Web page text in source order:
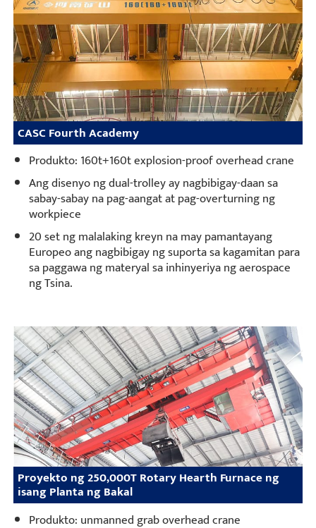
CASC Fourth Academy
Produkto: 160t+160t explosion-proof overhead crane
Ang disenyo ng dual-trolley ay nagbibigay-daan sa
sabay-sabay na pag-aangat at pag-overturning ng
workpiece
20 set ng malalaking kreyn na may pamantayang
Europeo ang nagbibigay ng suporta sa kagamitan para
sa paggawa ng materyal sa inhinyeriya ng aerospace
ng Tsina.
Proyekto ng 250,000T Rotary Hearth Furnace ng
isang Planta ng Bakal
Produkto: unmanned grab overhead crane